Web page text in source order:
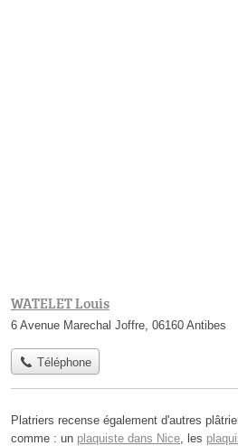
WATELET Louis
6 Avenue Marechal Joffre, 06160 Antibes
Téléphone
Platriers recense également d'autres
comme : un plaquiste dans Nice , les